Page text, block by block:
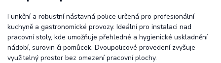
Funkční a robustní nástavná police určená pro profesionální
kuchyně a gastronomické provozy. Ideální pro instalaci nad
pracovní stoly, kde umožňuje přehledné a hygienické uskladnění
nádobí, surovin či pomůcek. Dvoupolicové provedení zvyšuje
využitelný prostor bez omezení pracovní plochy.